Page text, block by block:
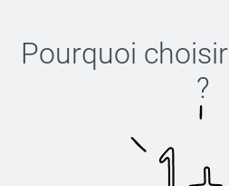
Pourquoi choisir
?